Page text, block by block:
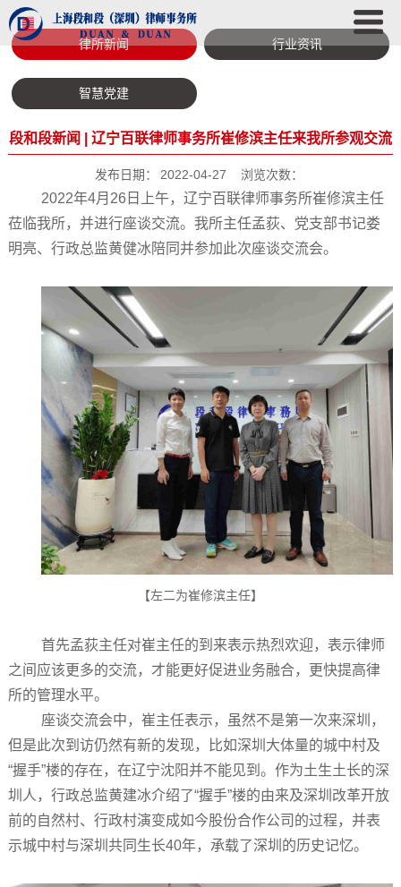
律所新闻 行业资讯
智慧党建
段和段新闻 | 辽宁百联律师事务所崔修滨主任来我所参观交流
发布日期： 2022-04-27 浏览次数：
2022年4月26日上午，辽宁百联律师事务所崔修滨主任
莅临我所，并进行座谈交流。我所主任孟荻、党支部书记娄
明亮、行政总监黄健冰陪同并参加此次座谈交流会。
【左二为崔修滨主任】
首先孟荻主任对崔主任的到来表示热烈欢迎，表示律师
之间应该更多的交流，才能更好促进业务融合，更快提高律
所的管理水平。
座谈交流会中，崔主任表示，虽然不是第一次来深圳，
但是此次到访仍然有新的发现，比如深圳大体量的城中村及
“握手”楼的存在，在辽宁沈阳并不能见到。作为土生土长的深
圳人，行政总监黄建冰介绍了“握手”楼的由来及深圳改革开放
前的自然村、行政村演变成如今股份合作公司的过程，并表
示城中村与深圳共同生长40年，承载了深圳的历史记忆。